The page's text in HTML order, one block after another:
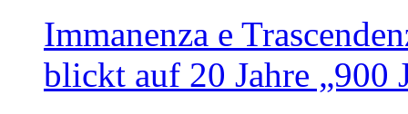
Immanenza e
blickt auf 20 Jahre „900